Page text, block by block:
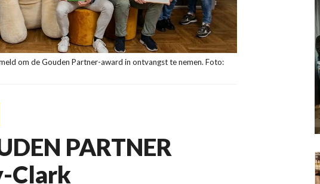
om de Gouden Partner-award in ontvangst te nemen. Foto:
PARTNER
Clark